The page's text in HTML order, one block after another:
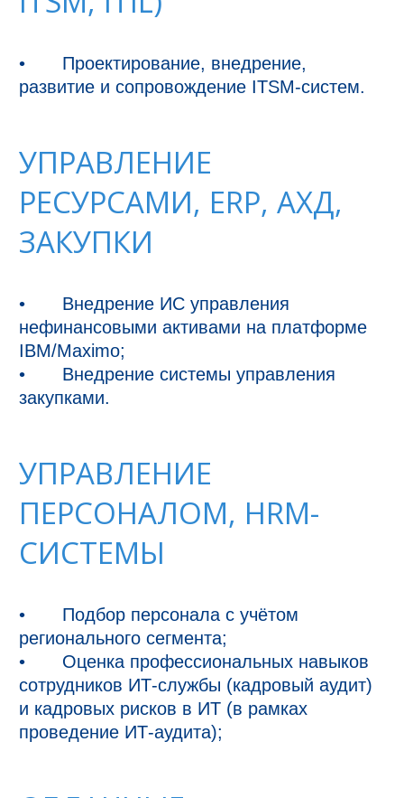
•	Проектирование, внедрение,
развитие и сопровождение ITSM-систем.
УПРАВЛЕНИЕ
РЕСУРСАМИ, ERP, АХД,
ЗАКУПКИ
•	Внедрение ИС управления
нефинансовыми активами на платформе
IBM/Maximo;
•	Внедрение системы управления
УПРАВЛЕНИЕ
ПЕРСОНАЛОМ, HRM-
СИСТЕМЫ
•	Подбор персонала с учётом
регионального сегмента;
•	Оценка профессиональных навыков
сотрудников ИТ-службы (кадровый аудит)
и кадровых рисков в ИТ (в рамках